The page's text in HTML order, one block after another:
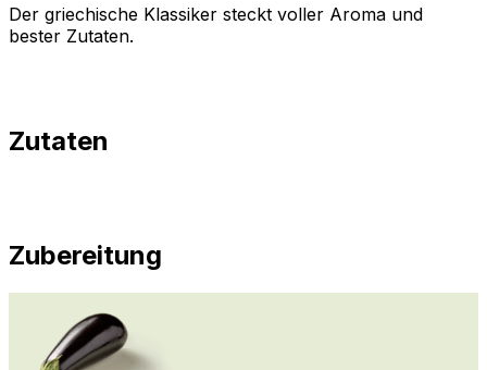
Der griechische Klassiker steckt voller Aroma und
bester Zutaten.
Zutaten
Zubereitung